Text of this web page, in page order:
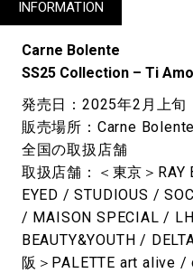
INFORMATION
Carne Bolente
SS25 Collection – Ti
発売日：2025年2月上旬
販売場所：Carne
全国の取扱店舗
取扱店舗：＜東京＞
EYED / STUDIOUS /
/ MAISON SPECIAL /
BEAUTY&YOUTH /
阪＞PALETTE art alive